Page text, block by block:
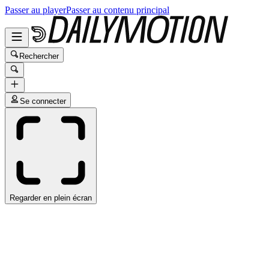
Passer au playerPasser au contenu principal
Rechercher
Se connecter
Regarder en plein écran